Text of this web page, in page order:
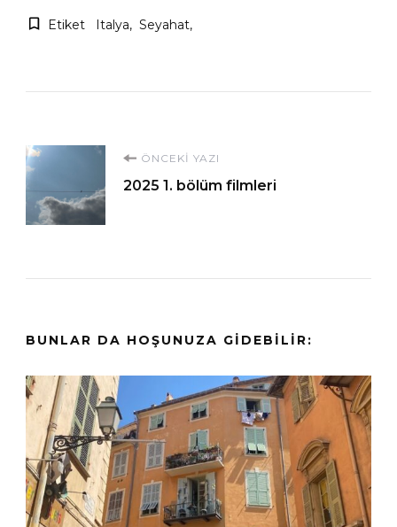
Etiket Italya Seyahat
Yazı
dolaşımı
ÖNCEKI YAZI
2025 1. bölüm filmleri
BUNLAR DA HOŞUNUZA GIDEBILIR: